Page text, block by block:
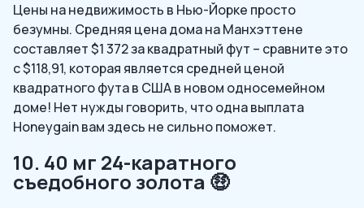
Цены на недвижимость в Нью-Йорке просто
безумны. Средняя цена дома на Манхэттене
составляет $1 372 за квадратный фут – сравните это
с $118,91, которая является средней ценой
квадратного фута в США в новом односемейном
доме! Нет нужды говорить, что одна выплата
Honeygain вам здесь не сильно поможет.
10. 40 мг 24-каратного
съедобного золота 🤑